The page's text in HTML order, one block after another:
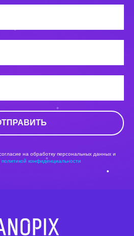
на обработку персональных данных и
политикой конфиденциальности